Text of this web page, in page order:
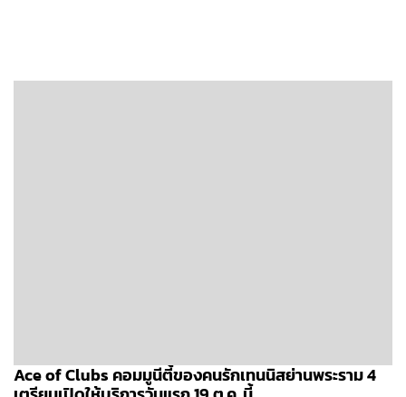
Ace of Clubs คอมมูนีตี้ของคนรักเทนนิสย่านพระราม 4